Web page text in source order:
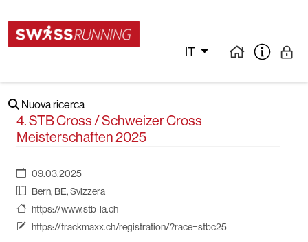
IT
Nuova ricerca
4. STB Cross / Schweizer Cross
Meisterschaften 2025
09.03.2025
Bern, BE, Svizzera
https://www.stb-la.ch
https://trackmaxx.ch/registration/?race=stbc25